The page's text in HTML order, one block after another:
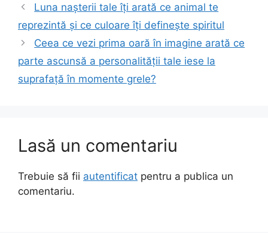
Luna nașterii tale îți arată ce animal te
reprezintă și ce culoare îți definește spiritul
Ceea ce vezi prima oară în imagine arată ce
parte ascunsă a personalității tale iese la
suprafață în momente grele?
Lasă un comentariu
Trebuie să fii autentificat pentru a publica un
comentariu.